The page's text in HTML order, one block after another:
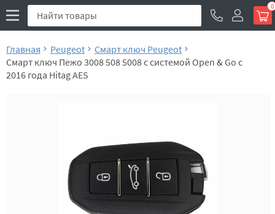
0
Главная Peugeot
Смарт ключ Peugeot
Смарт ключ Пежо 3008 508 5008 с системой Open & Go с
2016 года Hitag AES